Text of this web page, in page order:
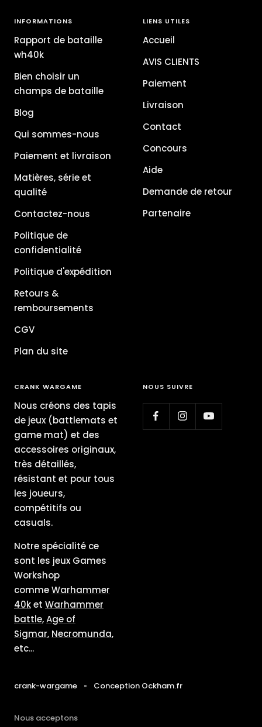
INFORMATIONS
Rapport de bataille
wh40k
Bien choisir un
champs de bataille
Blog
Qui sommes-nous
Paiement et livraison
Matières, série et
qualité
Contactez-nous
Politique de
confidentialité
Politique d'expédition
Retours &
remboursements
CGV
Plan du site
LIENS UTILES
Accueil
AVIS CLIENTS
Paiement
Livraison
Contact
Concours
Aide
Demande de retour
Partenaire
CRANK WARGAME
Nous créons des tapis
de jeux (battlemats et
game mat) et des
accessoires originaux,
très détaillés,
résistant et pour tous
les joueurs,
compétitifs ou
casuals.
Notre spécialité ce
sont les jeux Games
Workshop
commeWarhammer
40ket Warhammer
battle,Age of
Sigmar, Necromunda,
etc...
NOUS SUIVRE
crank-wargame Conception Ockham.fr
Nous acceptons